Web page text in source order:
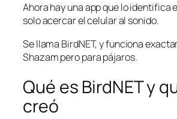
Ahora hay una app que lo identifica
solo acercar el celular al sonido.
Se llama BirdNET, y funciona
Shazam pero para pájaros.
Qué es BirdNET y
creó